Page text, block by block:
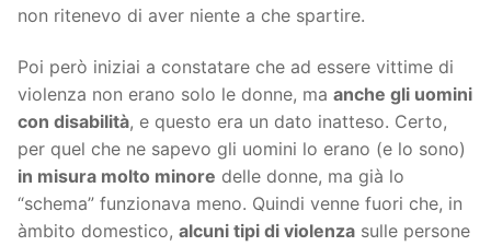
non ritenevo di aver niente a che spartire.
Poi però iniziai a constatare che ad essere vittime di
violenza non erano solo le donne, ma anche gli uomini
con disabilità, e questo era un dato inatteso. Certo,
per quel che ne sapevo gli uomini lo erano (e lo sono)
in misura molto minore delle donne, ma già lo
“schema” funzionava meno. Quindi venne fuori che, in
àmbito domestico, alcuni tipi di violenza sulle persone